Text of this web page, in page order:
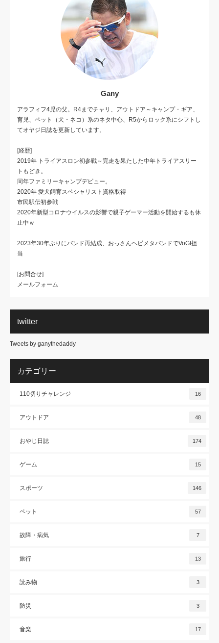
Gany
アラフィフ4児の父。R4までチャリ、アウトドア～キャンプ・ギア、
育児、ペット（犬・ネコ）系のネタ中心、R5からロック系にシフトし
てオヤジ日誌を更新しています。
[経歴]
2019年 トライアスロン初参戦～完走を果たした中年トライアスリー
トもどき。
同年ファミリーキャンプデビュー。
2020年 愛犬飼育スペシャリスト資格取得
市民駅伝初参戦
2020年新型コロナウイルスの影響で親子ゲーマー活動を開始するも休
止中ｗ
2023年30年ぶりにバンド再結成、おっさんヘビメタバンドでVoGt担
当
[お問合せ]
メールフォーム
twitter
Tweets by ganythedaddy
カテゴリー
110切りチャレンジ 16
アウトドア 48
おやじ日誌 174
ゲーム 15
スポーツ 146
ペット 57
故障・病気 7
旅行 13
読み物 3
防災 3
音楽 17